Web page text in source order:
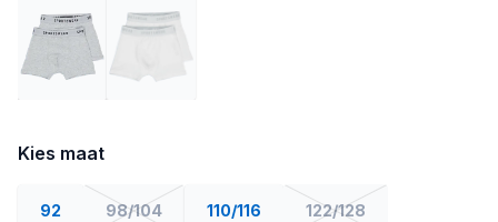
Kies maat
92 98/104 110/116 122/128